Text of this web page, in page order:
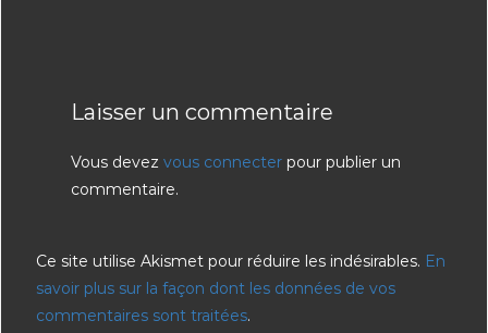
Laisser un commentaire
Vous devez vous connecter pour publier un
commentaire.
Ce site utilise Akismet pour réduire les indésirables. En
savoir plus sur la façon dont les données de vos
commentaires sont traitées.